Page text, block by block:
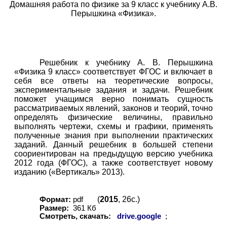
Домашняя работа по физике за 9 класс к учебнику А.В.
Перышкина «Физика».
Решебник к учебнику А. В. Перышкина
«Физика 9 класс» соответствует ФГОС и включает в
себя все ответы на теоретические вопросы,
экспериментальные задания и задачи. Решебник
поможет учащимся верно понимать сущность
рассматриваемых явлений, законов и теорий, точно
определять физические величины, правильно
выполнять чертежи, схемы и графики, применять
полученные знания при выполнении практических
заданий. Данный решебник в большей степени
соориентирован на предыдущую версию учебника
2012 года (ФГОС), а также соответствует новому
изданию («Вертикаль» 2013).
Формат: pdf (2015, 26с.)
Размер: 361 Кб
Смотреть, скачать:
drive.google ;